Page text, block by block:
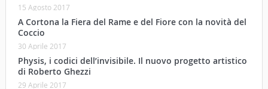
15 Agosto 2017
A Cortona la Fiera del Rame e del Fiore con la novità del
Coccio
30 Aprile 2017
Physis, i codici dell’invisibile. Il nuovo progetto artistico
di Roberto Ghezzi
29 Aprile 2017